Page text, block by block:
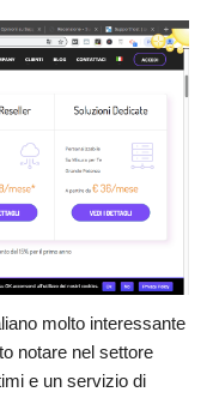
molto interessante
notare nel settore
e un servizio di